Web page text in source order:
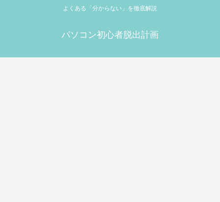
よくある「分からない」を徹底解説
パソコン初心者脱出計画